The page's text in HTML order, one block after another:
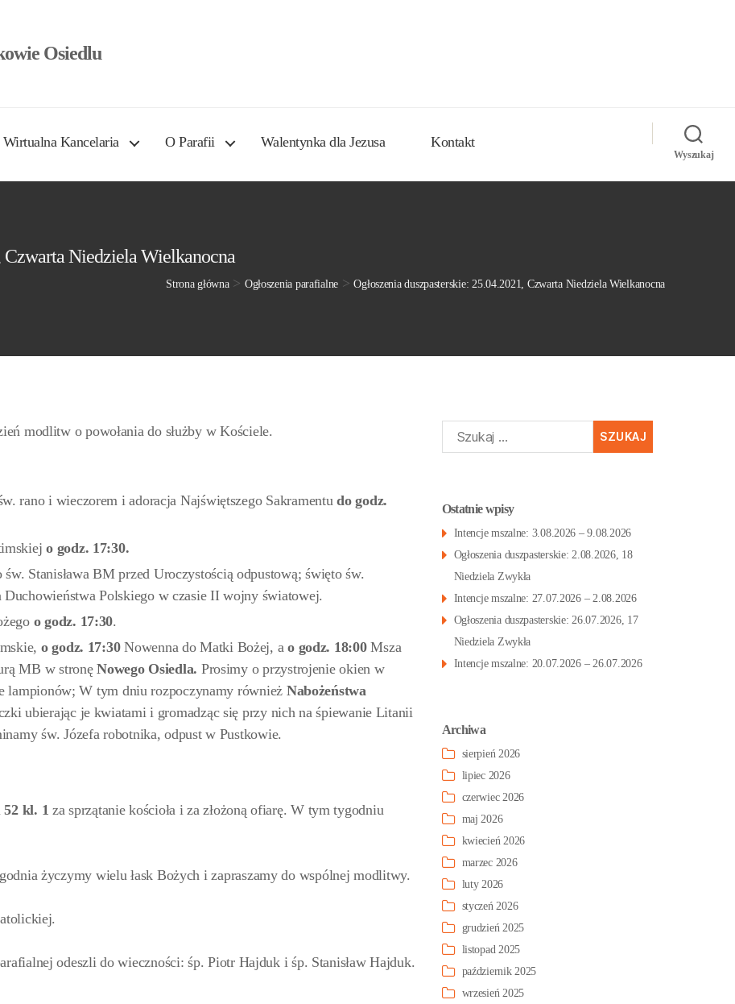
Osiedlu
Wirtualna Kancelaria O Parafii Walentynka dla Jezusa Kontakt
Wyszukaj
Czwarta Niedziela Wielkanocna
Strona główna> Ogłoszenia parafialne >Ogłoszenia duszpasterskie: 25.04.2021, Czwarta Niedziela Wielkanocna
modlitw o powołania do służby w Kościele.
rano i wieczorem i adoracja Najświętszego Sakramentudo godz.
o godz. 17:30.
Stanisława BM przed Uroczystością odpustową; święto św.
Polskiego w czasie II wojny światowej.
o godz. 17:30.
o godz. 17:30Nowenna do Matki Bożej, ao godz. 18:00Msza
MB w stronęNowego Osiedla. Prosimy o przystrojenie okien w
lampionów; W tym dniu rozpoczynamy również Nabożeństwa
ubierając je kwiatami i gromadząc się przy nich na śpiewanie Litanii
św. Józefa robotnika, odpust w Pustkowie.
52 kl. 1 za sprzątanie kościoła i za złożoną ofiarę. W tym tygodniu
życzymy wielu łask Bożych i zapraszamy do wspólnej modlitwy.
odeszli do wieczności: śp. Piotr Hajduk i śp. Stanisław Hajduk.
Szukaj:
Ostatnie wpisy
Intencje mszalne: 3.08.2026 – 9.08.2026
Ogłoszenia duszpasterskie: 2.08.2026, 18
Niedziela Zwykła
Intencje mszalne: 27.07.2026 – 2.08.2026
Ogłoszenia duszpasterskie: 26.07.2026, 17
Niedziela Zwykła
Intencje mszalne: 20.07.2026 – 26.07.2026
Archiwa
sierpień 2026
lipiec 2026
czerwiec 2026
maj 2026
kwiecień 2026
marzec 2026
luty 2026
styczeń 2026
grudzień 2025
listopad 2025
październik 2025
wrzesień 2025